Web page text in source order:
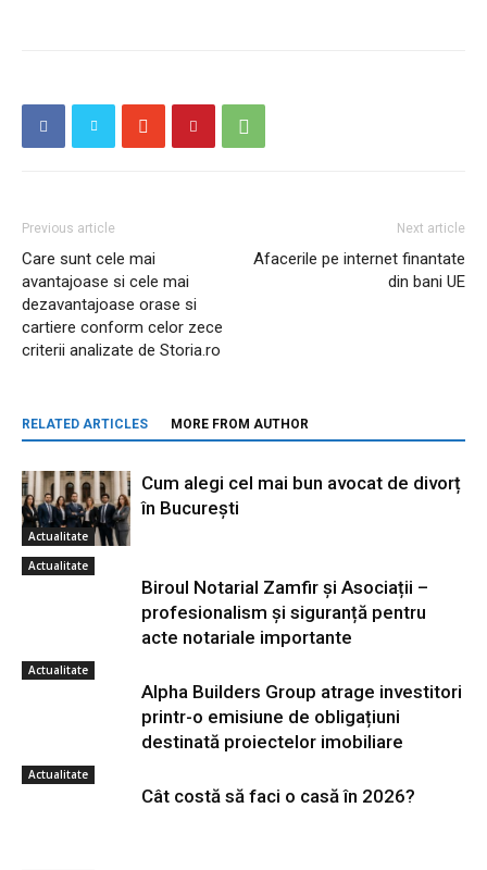
Previous article
Care sunt cele mai
avantajoase si cele mai
dezavantajoase orase si
cartiere conform celor zece
criterii analizate de Storia.ro
Next article
Afacerile pe internet finantate
din bani UE
RELATED ARTICLES MORE FROM AUTHOR
Actualitate
Cum alegi cel mai bun avocat de divorț
în București
Actualitate
Biroul Notarial Zamfir și Asociații –
profesionalism și siguranță pentru
acte notariale importante
Actualitate
Alpha Builders Group atrage investitori
printr-o emisiune de obligațiuni
destinată proiectelor imobiliare
Actualitate
Cât costă să faci o casă în 2026?